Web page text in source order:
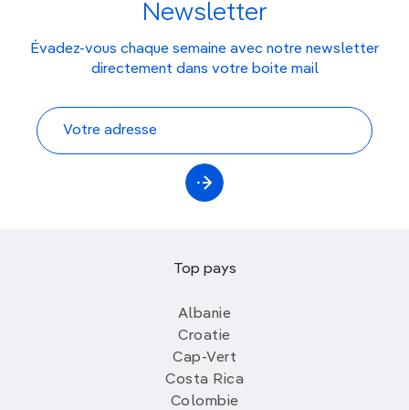
Newsletter
Évadez-vous chaque semaine avec notre newsletter
directement dans votre boite mail
Top pays
Albanie
Croatie
Cap-Vert
Costa Rica
Colombie